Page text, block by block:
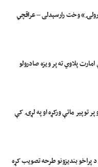
وخت رارسېدلی – عراقچي
پلاوي ته پر ویزه صادرولو
ایرلینډ ته د ۹۲ منډو پر توپیر ماتې ورکړه او په لړۍ کې
د پراخو بندیزونو طرحه تصویب کړه